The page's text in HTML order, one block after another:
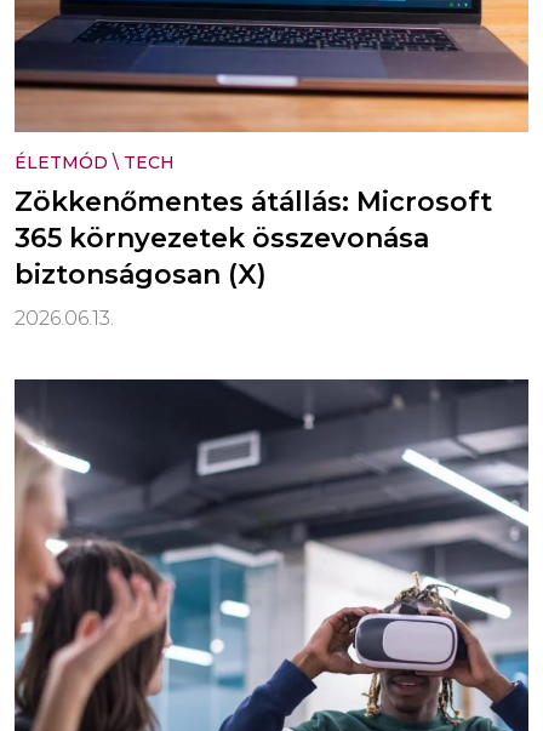
ÉLETMÓD \ TECH
Zökkenőmentes átállás: Microsoft
365 környezetek összevonása
biztonságosan (X)
2026.06.13.